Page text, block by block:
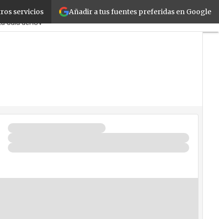
Añadir a tus fuentes preferidas en Google
servicios
Corporate RetailCloud
Guía del ISV